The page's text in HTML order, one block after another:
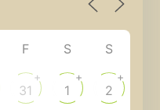
F S S
31
+
1
+
2
+